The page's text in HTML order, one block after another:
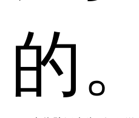
的。